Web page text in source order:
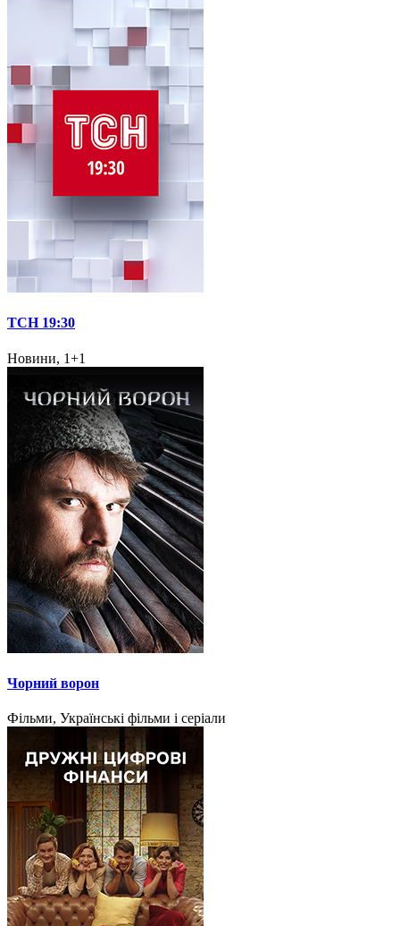
ТСН 19:30
Новини, 1+1
Чорний ворон
Фільми, Українські фільми і серіали